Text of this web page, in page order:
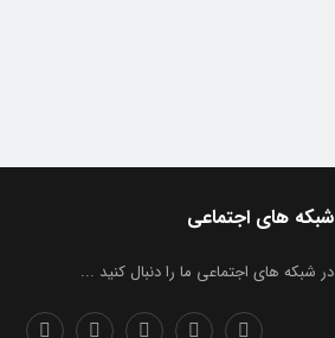
شبکه های اجتماعی
در شبکه های اجتماعی ما را دنبال کنید ...